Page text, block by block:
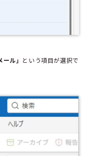
ル」 という項目が選択で